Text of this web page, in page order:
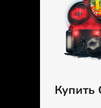
Купить